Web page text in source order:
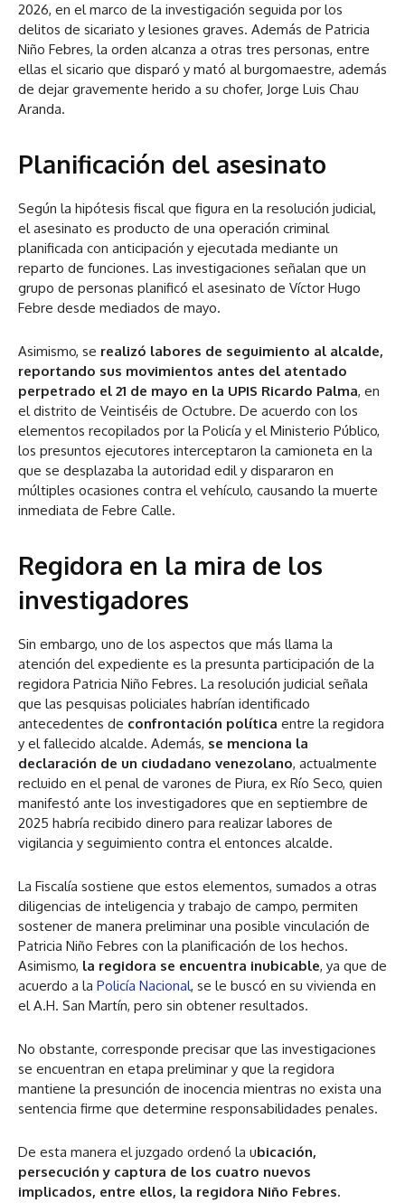
2026, en el marco de la investigación seguida por los
delitos de sicariato y lesiones graves. Además de Patricia
Niño Febres, la orden alcanza a otras tres personas, entre
ellas el sicario que disparó y mató al burgomaestre, además
de dejar gravemente herido a su chofer, Jorge Luis Chau
Aranda.
Planificación del asesinato
Según la hipótesis fiscal que figura en la resolución judicial,
el asesinato es producto de una operación criminal
planificada con anticipación y ejecutada mediante un
reparto de funciones. Las investigaciones señalan que un
grupo de personas planificó el asesinato de Víctor Hugo
Febre desde mediados de mayo.
Asimismo, se realizó labores de seguimiento al alcalde,
reportando sus movimientos antes del atentado
perpetrado el 21 de mayo en la UPIS Ricardo Palma, en
el distrito de Veintiséis de Octubre. De acuerdo con los
elementos recopilados por la Policía y el Ministerio Público,
los presuntos ejecutores interceptaron la camioneta en la
que se desplazaba la autoridad edil y dispararon en
múltiples ocasiones contra el vehículo, causando la muerte
inmediata de Febre Calle.
Regidora en la mira de los
investigadores
Sin embargo, uno de los aspectos que más llama la
atención del expediente es la presunta participación de la
regidora Patricia Niño Febres. La resolución judicial señala
que las pesquisas policiales habrían identificado
antecedentes de confrontación política entre la regidora
y el fallecido alcalde. Además, se menciona la
declaración de un ciudadano venezolano, actualmente
recluido en el penal de varones de Piura, ex Río Seco, quien
manifestó ante los investigadores que en septiembre de
2025 habría recibido dinero para realizar labores de
vigilancia y seguimiento contra el entonces alcalde.
La Fiscalía sostiene que estos elementos, sumados a otras
diligencias de inteligencia y trabajo de campo, permiten
sostener de manera preliminar una posible vinculación de
Patricia Niño Febres con la planificación de los hechos.
Asimismo, la regidora se encuentra inubicable, ya que de
acuerdo a la Policía Nacional, se le buscó en su vivienda en
el A.H. San Martín, pero sin obtener resultados.
No obstante, corresponde precisar que las investigaciones
se encuentran en etapa preliminar y que la regidora
mantiene la presunción de inocencia mientras no exista una
sentencia firme que determine responsabilidades penales.
De esta manera el juzgado ordenó la ubicación,
persecución y captura de los cuatro nuevos
implicados, entre ellos, la regidora Niño Febres.